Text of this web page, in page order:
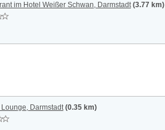
im Hotel Weißer Schwan, Darmstadt (3.77 km)
Lounge, Darmstadt (0.35 km)